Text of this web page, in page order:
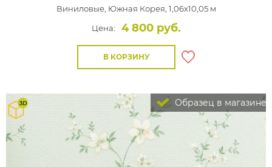
Виниловые, Южная Корея, 1,06x10,05 м
Цена:
4 800 руб.
В КОРЗИНУ
Образец в магазине